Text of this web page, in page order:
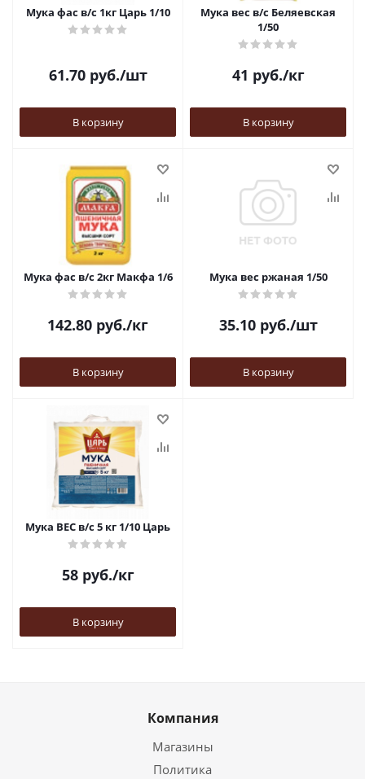
Мука фас в/с 1кг Царь 1/10
61.70руб./шт
В корзину
Мука вес в/с Беляевская
1/50
41 руб./кг
В корзину
Мука фас в/с 2кг Макфа 1/6
142.80 руб./кг
В корзину
Мука вес ржаная 1/50
35.10руб./шт
В корзину
Мука ВЕС в/с 5 кг 1/10 Царь
58руб./кг
В корзину
Компания
Магазины
Политика